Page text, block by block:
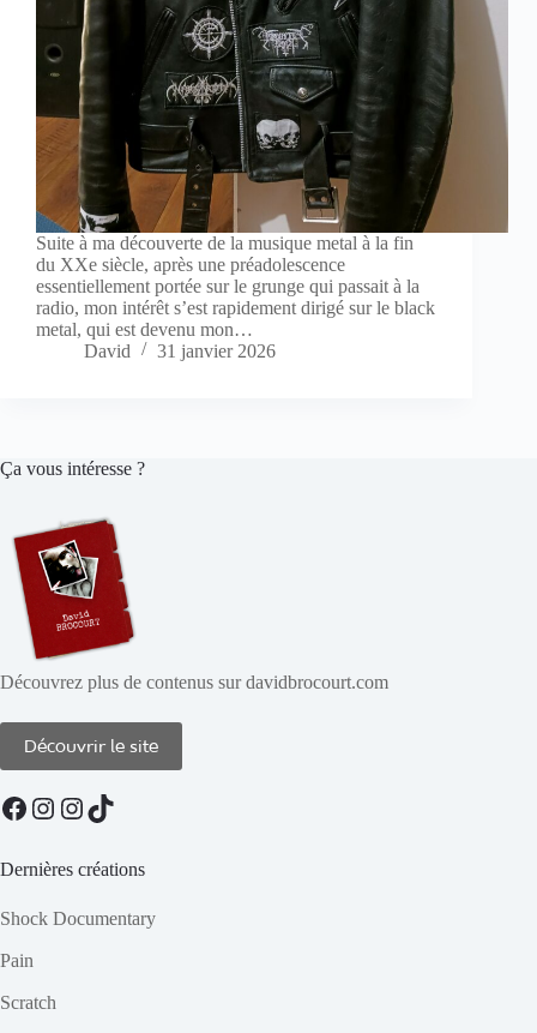
Suite à ma découverte de la musique metal à la fin
du XXe siècle, après une préadolescence
essentiellement portée sur le grunge qui passait à la
radio, mon intérêt s’est rapidement dirigé sur le black
metal, qui est devenu mon…
David
31 janvier 2026
Ça vous intéresse ?
Découvrez plus de contenus sur davidbrocourt.com
Découvrir le site
Facebook
Instagram
Instagram
TikTok
Dernières créations
Shock Documentary
Pain
Scratch